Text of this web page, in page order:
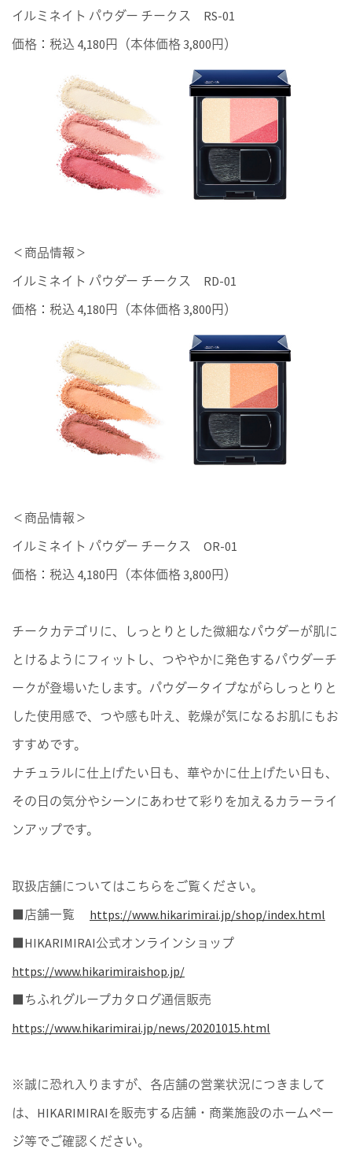
イルミネイト パウダー チークス RS-01
価格：税込 4,180円（本体価格 3,800円）
＜商品情報＞
イルミネイト パウダー チークス RD-01
価格：税込 4,180円（本体価格 3,800円）
＜商品情報＞
イルミネイト パウダー チークス OR-01
価格：税込 4,180円（本体価格 3,800円）
チークカテゴリに、しっとりとした微細なパウダーが肌に
とけるようにフィットし、つややかに発色するパウダーチ
ークが登場いたします。パウダータイプながらしっとりと
した使用感で、つや感も叶え、乾燥が気になるお肌にもお
すすめです。
ナチュラルに仕上げたい日も、華やかに仕上げたい日も、
その日の気分やシーンにあわせて彩りを加えるカラーライ
ンアップです。
取扱店舗についてはこちらをご覧ください。
■店舗一覧 https://www.hikarimirai.jp/shop/index.html
■HIKARIMIRAI公式オンラインショップ
https://www.hikarimiraishop.jp/
■ちふれグループカタログ通信販売
https://www.hikarimirai.jp/news/20201015.html
※誠に恐れ入りますが、各店舗の営業状況につきまして
は、HIKARIMIRAIを販売する店舗・商業施設のホームペー
ジ等でご確認ください。